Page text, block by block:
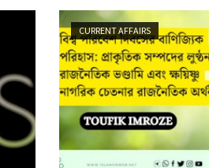
CURRENT AFFAIRS